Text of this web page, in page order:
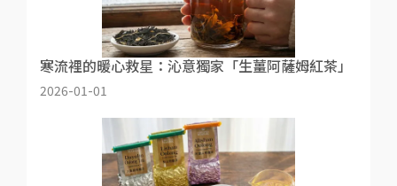
寒流裡的暖心救星：沁意獨家「生薑阿薩姆紅茶」
2026-01-01